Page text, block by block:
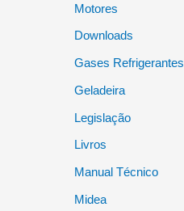
Motores
Downloads
Gases Refrigerantes
Geladeira
Legislação
Livros
Manual Técnico
Midea